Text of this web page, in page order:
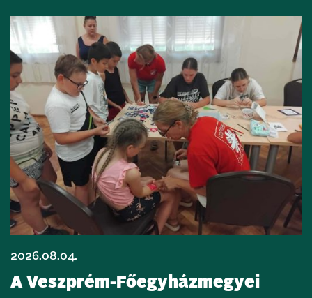
2026.08.04.
A Veszprém-Főegyházmegyei